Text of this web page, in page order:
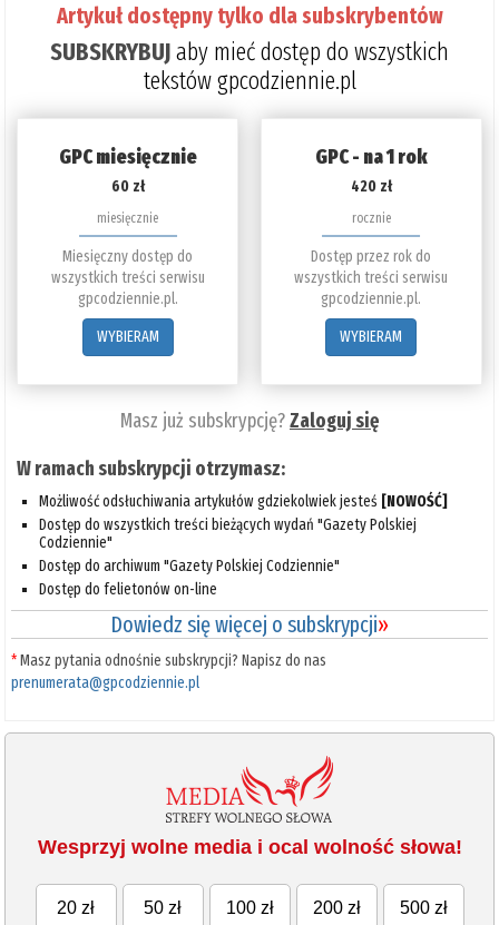
Artykuł dostępny tylko dla subskrybentów
SUBSKRYBUJaby mieć dostęp do wszystkich
tekstów gpcodziennie.pl
GPC miesięcznie
60 zł
miesięcznie
Miesięczny dostęp do
wszystkich treści serwisu
gpcodziennie.pl.
WYBIERAM
GPC - na 1 rok
420 zł
rocznie
Dostęp przez rok do
wszystkich treści serwisu
gpcodziennie.pl.
WYBIERAM
Masz już subskrypcję?Zaloguj się
W ramach subskrypcji otrzymasz:
Możliwość odsłuchiwania artykułów gdziekolwiek jesteś [NOWOŚĆ]
Dostęp do wszystkich treści bieżących wydań "Gazety Polskiej
Codziennie"
Dostęp do archiwum "Gazety Polskiej Codziennie"
Dostęp do felietonów on-line
Dowiedz się więcej o subskrypcji»
*Masz pytania odnośnie subskrypcji? Napisz do nas
prenumerata@gpcodziennie.pl
Wesprzyj wolne media i ocal wolność słowa!
20 zł 50 zł 100 zł 200 zł 500 zł